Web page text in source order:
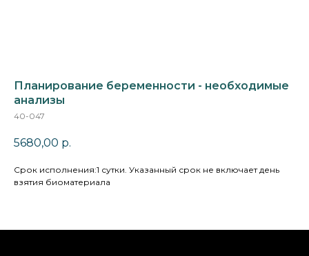
Планирование беременности - необходимые
анализы
40-047
5680,00 р.
Cрок исполнения:1 сутки. Указанный срок не включает день
взятия биоматериала